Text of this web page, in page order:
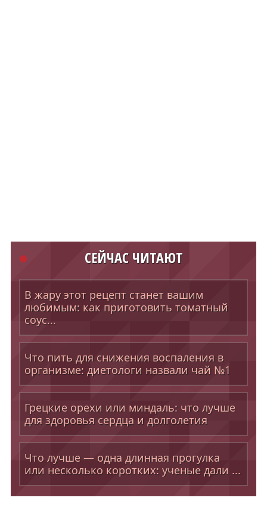
СЕЙЧАС ЧИТАЮТ
В жару этот рецепт станет вашим
любимым: как приготовить томатный
соус...
Что пить для снижения воспаления в
организме: диетологи назвали чай №1
Грецкие орехи или миндаль: что лучше
для здоровья сердца и долголетия
Что лучше — одна длинная прогулка
или несколько коротких: ученые дали ...